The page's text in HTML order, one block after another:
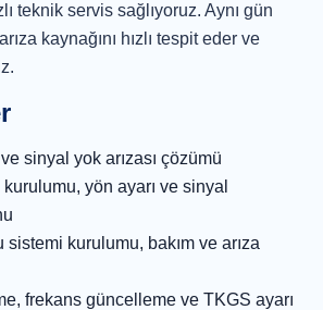
teknik servis sağlıyoruz. Aynı gün
kaynağını hızlı tespit eder ve
sinyal yok arızası çözümü
yön ayarı ve sinyal
sistemi kurulumu, bakım ve arıza
frekans güncelleme ve TKGS ayarı